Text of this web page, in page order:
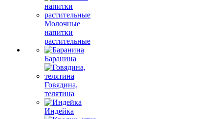
Молочные
напитки
растительные
Баранина
Говядина,
телятина
Индейка